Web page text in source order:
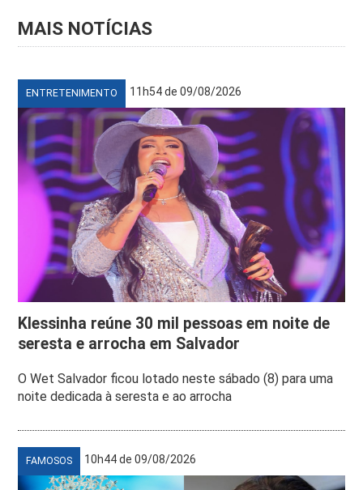
MAIS NOTÍCIAS
ENTRETENIMENTO 11h54 de 09/08/2026
Klessinha reúne 30 mil pessoas em noite de
seresta e arrocha em Salvador
O Wet Salvador ficou lotado neste sábado (8) para uma
noite dedicada à seresta e ao arrocha
FAMOSOS 10h44 de 09/08/2026